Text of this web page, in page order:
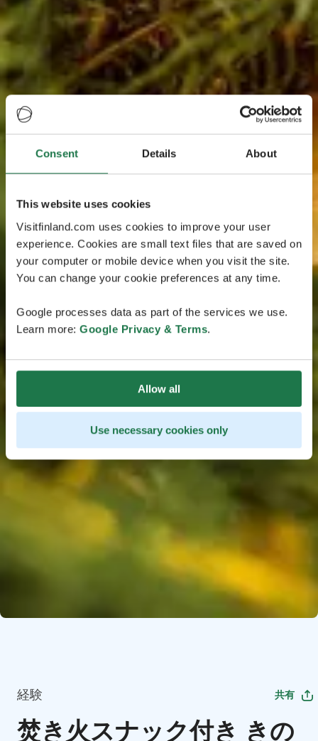
Consent Details About
This website uses cookies
Visitfinland.com uses cookies to improve your user
experience. Cookies are small text files that are saved on
your computer or mobile device when you visit the site.
You can change your cookie preferences at any time.
Google processes data as part of the services we use.
Learn more: Google Privacy & Terms.
Allow all
Use necessary cookies only
経験 共有
焚き火スナック付き きの